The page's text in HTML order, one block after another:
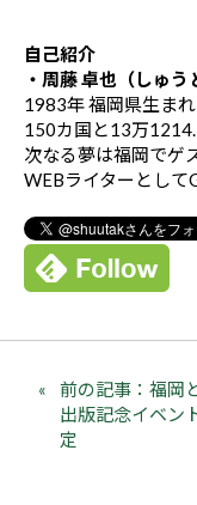
自己紹介
・周藤 卓也（しゅう
1983年 福岡県生まれ
150カ国と13万
次なる夢は福岡でゲ
WEBライターとして
前の記事：福岡
出版記念イベン
定